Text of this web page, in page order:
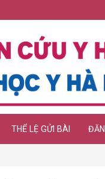
THỂ LỆ GỬI BÀI